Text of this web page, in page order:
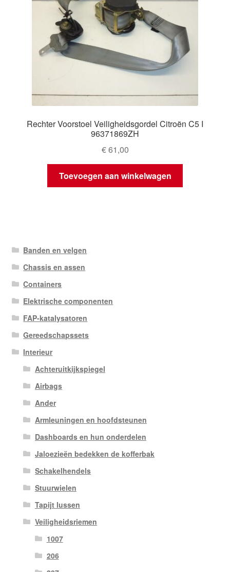
Rechter Voorstoel Veiligheidsgordel Citroën C5 I
96371869ZH
€61,00
Toevoegen aan winkelwagen
Banden en velgen
Chassis en assen
Containers
Elektrische componenten
FAP-katalysatoren
Gereedschapssets
Interieur
Achteruitkijkspiegel
Airbags
Ander
Armleuningen en hoofdsteunen
Dashboards en hun onderdelen
Jaloezieën bedekken de kofferbak
Schakelhendels
Stuurwielen
Tapijt lussen
Veiligheidsriemen
1007
206